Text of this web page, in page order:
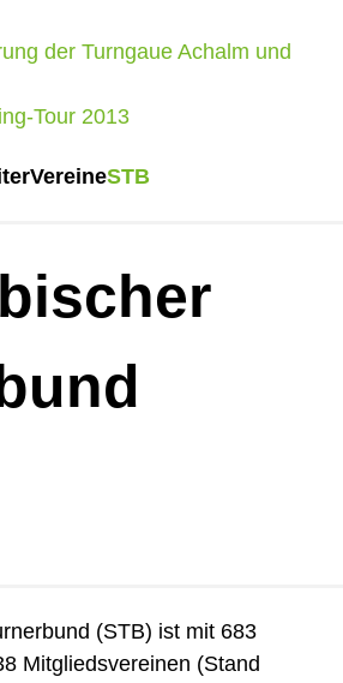
der Turngaue Achalm und
Tour 2013
VereineSTB
(STB) ist mit 683
Mitgliedsvereinen (Stand